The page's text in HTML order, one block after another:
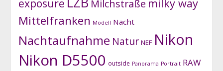
exposure
Milchstraße milky way
Mittelfranken Modell Nacht
Nachtaufnahme Natur NEF Nikon
Nikon D5500 outside Panorama Portrait RAW